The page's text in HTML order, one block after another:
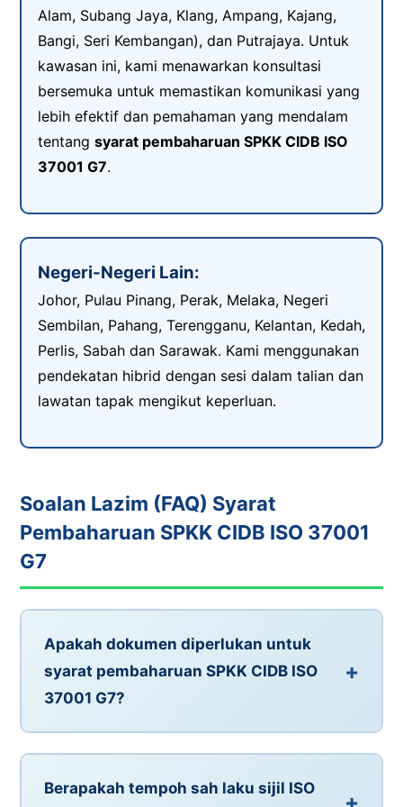
Alam, Subang Jaya, Klang, Ampang, Kajang,
Bangi, Seri Kembangan), dan Putrajaya. Untuk
kawasan ini, kami menawarkan konsultasi
bersemuka untuk memastikan komunikasi yang
lebih efektif dan pemahaman yang mendalam
tentang syarat pembaharuan SPKK CIDB ISO
37001 G7.
Negeri-Negeri Lain:
Johor, Pulau Pinang, Perak, Melaka, Negeri
Sembilan, Pahang, Terengganu, Kelantan, Kedah,
Perlis, Sabah dan Sarawak. Kami menggunakan
pendekatan hibrid dengan sesi dalam talian dan
lawatan tapak mengikut keperluan.
Soalan Lazim (FAQ) Syarat
Pembaharuan SPKK CIDB ISO 37001
G7
Apakah dokumen diperlukan untuk
syarat pembaharuan SPKK CIDB ISO
37001 G7?
+
37001 terkini, laporan audit dalaman, bukti
Berapakah tempoh sah laku sijil ISO
+